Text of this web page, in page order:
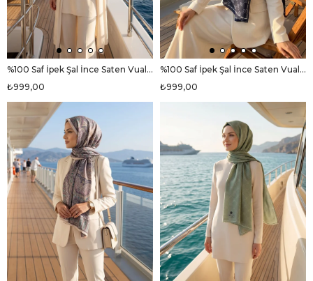
%100 Saf İpek Şal İnce Saten Vual Dokuma V Logo Desenli Gri - Siyah Renkli 90x210 Şal
₺999,00
%100 Saf İpek Şal İnce Saten Vual Dokuma V Logo Desenli Lacivert Renkli 90x210 Şal
₺999,00